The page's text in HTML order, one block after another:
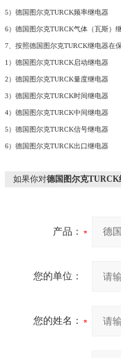
5）德国图尔克TURCK频率继电器
6）德国图尔克TURCK气体（瓦斯）
7、按照德国图尔克TURCK继电器在
1）德国图尔克TURCK启动继电器
2）德国图尔克TURCK量度继电器
3）德国图尔克TURCK时间继电器
4）德国图尔克TURCK中间继电器
5）德国图尔克TURCK信号继电器
6）德国图尔克TURCK出口继电器
如果你对德国图尔克TURCK
产品：
您的单位：
您的姓名：